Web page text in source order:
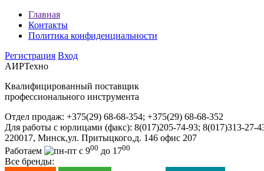
Главная
Контакты
Политика конфиденциальности
Регистрация Вход
АИРТехно
Квалифицированный поставщик
профессионального инструмента
Отдел продаж: +375(29) 68-68-354; +375(29) 68-68-352
Для работы с юрлицами (факс): 8(017)205-74-93; 8(017)313-27-
220017, Минск,ул. Притыцкого,д. 146 офис 207
Работаем
с 900 до 1700
Все бренды: